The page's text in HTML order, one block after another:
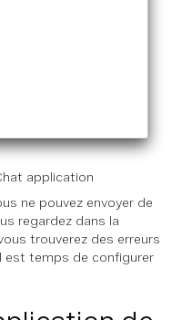
application
ne pouvez envoyer de
regardez dans la
trouverez des erreurs
est temps de configurer